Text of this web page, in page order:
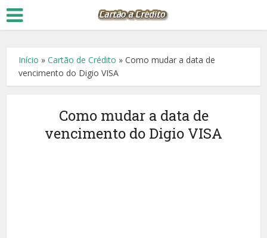
Início »Cartão de Crédito »Como mudar a data de
vencimento do Digio VISA
Como mudar a data de
vencimento do Digio VISA